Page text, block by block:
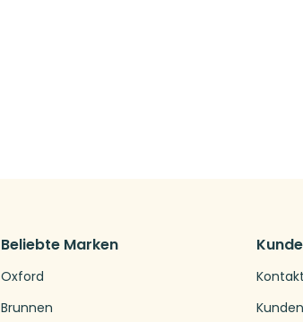
Beliebte Marken
Oxford
Brunnen